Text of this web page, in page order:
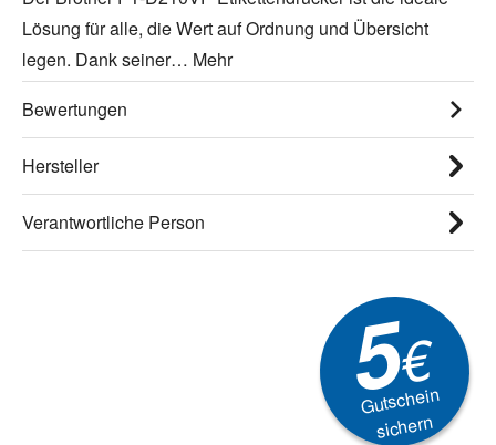
Lösung für alle, die Wert auf Ordnung und Übersicht
legen. Dank seiner… Mehr
Bewertungen
Hersteller
Verantwortliche Person
5€
Gutschein
sichern